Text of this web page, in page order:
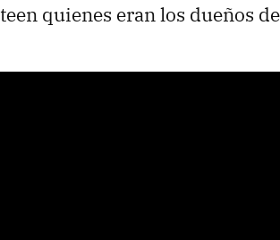
quienes eran los dueños